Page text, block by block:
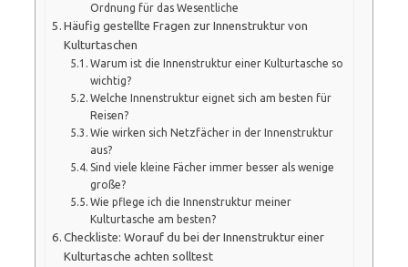
Ordnung für das Wesentliche
Häufig gestellte Fragen zur Innenstruktur von
Kulturtaschen
Warum ist die Innenstruktur einer Kulturtasche so
wichtig?
Welche Innenstruktur eignet sich am besten für
Reisen?
Wie wirken sich Netzfächer in der Innenstruktur
aus?
Sind viele kleine Fächer immer besser als wenige
große?
Wie pflege ich die Innenstruktur meiner
Kulturtasche am besten?
Checkliste: Worauf du bei der Innenstruktur einer
Kulturtasche achten solltest